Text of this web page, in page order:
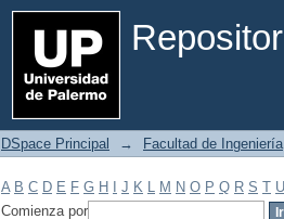
Filtrar por: Materia
DSpace Principal → Facultad de Ingeniería
A B C D E F G H J K L M N O P Q R S T U
Comienza por